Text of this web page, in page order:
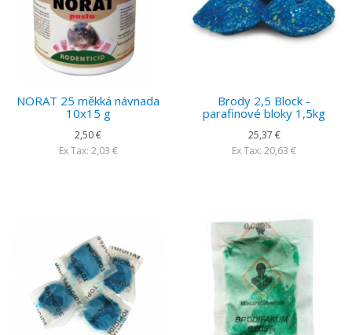
NORAT 25 měkká návnada
10x15 g
2,50 €
Ex Tax: 2,03 €
Brody 2,5 Block -
parafinové bloky 1,5kg
25,37 €
Ex Tax: 20,63 €